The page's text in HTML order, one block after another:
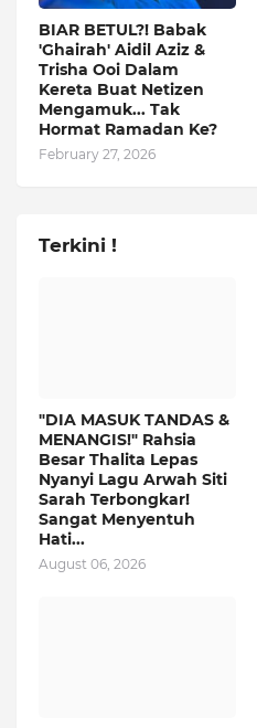
BIAR BETUL?! Babak
'Ghairah' Aidil Aziz &
Trisha Ooi Dalam
Kereta Buat Netizen
Mengamuk... Tak
Hormat Ramadan Ke?
February 27, 2026
Terkini !
"DIA MASUK TANDAS &
MENANGIS!" Rahsia
Besar Thalita Lepas
Nyanyi Lagu Arwah Siti
Sarah Terbongkar!
Sangat Menyentuh
Hati...
August 06, 2026